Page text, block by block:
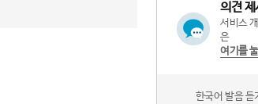
의견 제
서비스
은
여기를
한국어 발음 듣